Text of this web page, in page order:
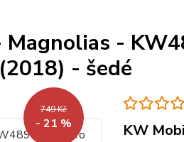
-
- šedé
749 Kč
- 21 %
KW